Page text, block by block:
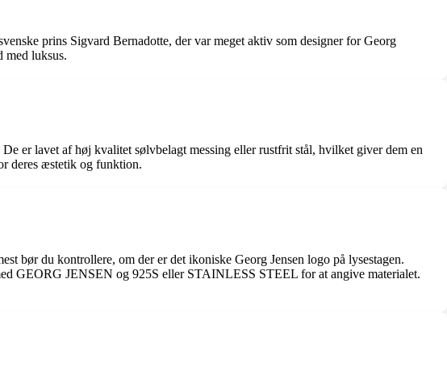
prins Sigvard Bernadotte, der var meget aktiv som designer for Georg
med luksus.
er lavet af høj kvalitet sølvbelagt messing eller rustfrit stål, hvilket giver dem en
deres æstetik og funktion.
bør du kontrollere, om der er det ikoniske Georg Jensen logo på lysestagen.
GEORG JENSEN og 925S eller STAINLESS STEEL for at angive materialet.